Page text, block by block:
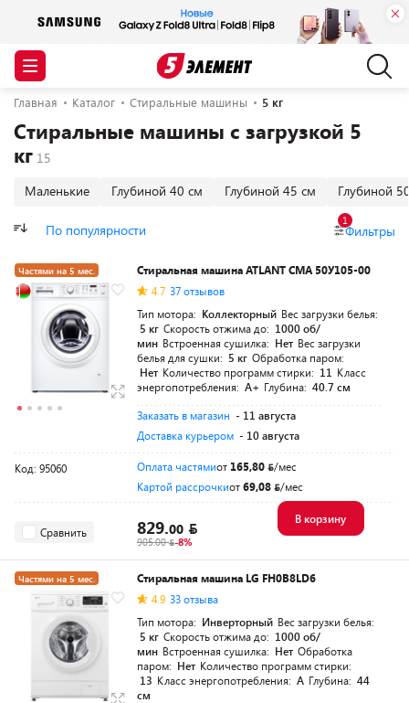
Главная Каталог Стиральные машины 5 кг
Стиральные машины с загрузкой 5
кг
Маленькие Глубиной 40 см Глубиной 45 см Глубиной
По популярности Фильтры
1
Частями на 5 мес.
Стиральная машина ATLANT СМА 50У105-00
4.7 37 отзывов
Тип мотора: Коллекторный Вес загрузки белья:
5 кг Скорость отжима до: 1000 об/
мин Встроенная сушилка: Нет Вес загрузки
белья для сушки: 5 кг Обработка паром:
Нет Количество программ стирки: 11 Класс
энергопотребления: A+ Глубина: 40.7 см
Заказать в магазин - 11 августа
Доставка курьером - 10 августа
Код: 95060 Оплата частямиот 165,80
/мес
Картой рассрочкиот69,08 /мес
Сравнить 829.00
905.00 -8%
В корзину
Частями на 5 мес.
Стиральная машина LG FH0B8LD6
4.9 33 отзыва
Тип мотора: Инверторный Вес загрузки белья:
5 кг Скорость отжима до: 1000 об/
мин Встроенная сушилка: Нет Обработка
паром: Нет Количество программ стирки:
13 Класс энергопотребления: A Глубина: 44
см